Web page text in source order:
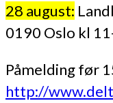
28 august:
0190 Oslo kl
Påmelding før
http://